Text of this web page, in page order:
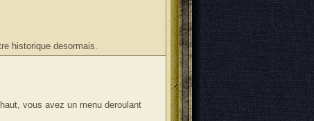
historique desormais.
vous avez un menu deroulant